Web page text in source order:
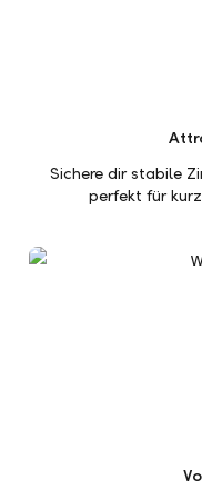
Sichere dir stabile
perfekt für